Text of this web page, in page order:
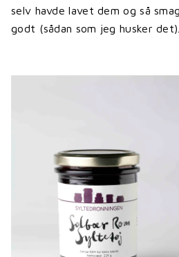
selv havde lavet dem og så
godt (sådan som jeg husker det).